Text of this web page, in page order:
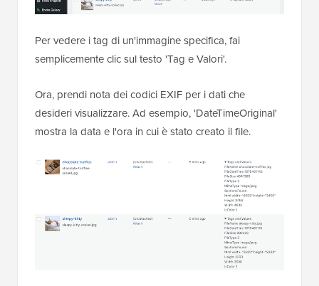
Per vedere i tag di un'immagine specifica, fai
semplicemente clic sul testo 'Tag e Valori'.
Ora, prendi nota dei codici EXIF per i dati che
desideri visualizzare. Ad esempio, 'DateTimeOriginal'
mostra la data e l'ora in cui è stato creato il file.